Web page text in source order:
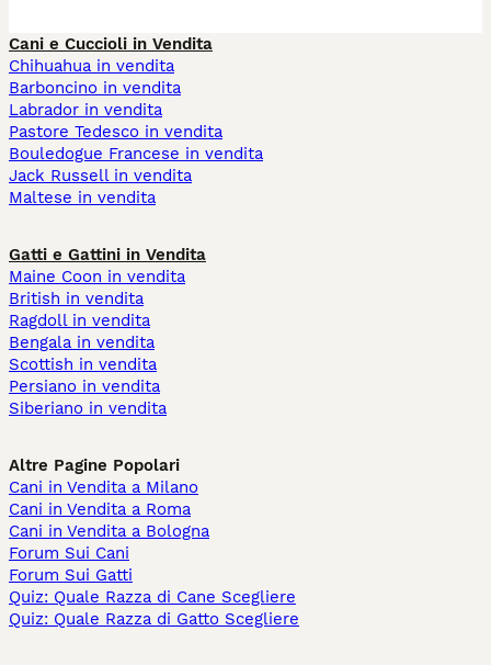
Cani e Cuccioli in Vendita
Chihuahua in vendita
Barboncino in vendita
Labrador in vendita
Pastore Tedesco in vendita
Bouledogue Francese in vendita
Jack Russell in vendita
Maltese in vendita
Gatti e Gattini in Vendita
Maine Coon in vendita
British in vendita
Ragdoll in vendita
Bengala in vendita
Scottish in vendita
Persiano in vendita
Siberiano in vendita
Altre Pagine Popolari
Cani in Vendita a Milano
Cani in Vendita a Roma
Cani in Vendita a Bologna
Forum Sui Cani
Forum Sui Gatti
Quiz: Quale Razza di Cane Scegliere
Quiz: Quale Razza di Gatto Scegliere